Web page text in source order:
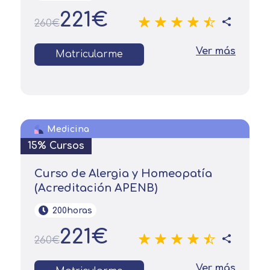
260€221€
Matricularme Ver más
Medicina
15% Cursos
Curso de Alergia y Homeopatía
(Acreditación APENB)
200horas
260€221€
Solicitar
información
Nombre